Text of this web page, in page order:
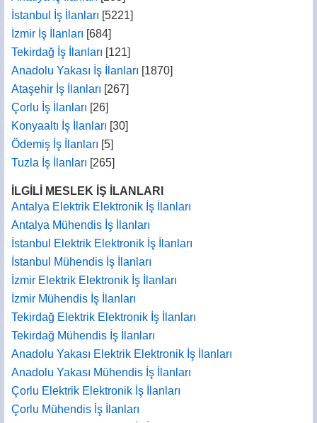
İstanbul İş İlanları [5221]
İzmir İş İlanları [684]
Tekirdağ İş İlanları [121]
Anadolu Yakası İş İlanları [1870]
Ataşehir İş İlanları [267]
Çorlu İş İlanları [26]
Konyaaltı İş İlanları [30]
Ödemiş İş İlanları [5]
Tuzla İş İlanları [265]
İLGİLİ MESLEK İŞ İLANLARI
Antalya Elektrik Elektronik İş İlanları
Antalya Mühendis İş İlanları
İstanbul Elektrik Elektronik İş İlanları
İstanbul Mühendis İş İlanları
İzmir Elektrik Elektronik İş İlanları
İzmir Mühendis İş İlanları
Tekirdağ Elektrik Elektronik İş İlanları
Tekirdağ Mühendis İş İlanları
Anadolu Yakası Elektrik Elektronik İş İlanları
Anadolu Yakası Mühendis İş İlanları
Çorlu Elektrik Elektronik İş İlanları
Çorlu Mühendis İş İlanları